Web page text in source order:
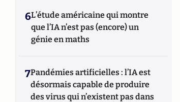
6L’étude américaine qui montre
que l’IA n’est pas (encore) un
génie en maths
7Pandémies artificielles : l’IA est
désormais capable de produire
des virus qui n’existent pas dans